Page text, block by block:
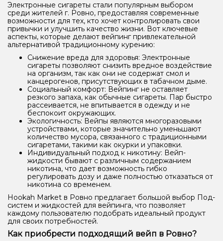
Электронные сигареты стали популярным выбором
среди жителей г. Ровно, предоставляя современные
возможности для тех, кто хочет контролировать свои
привычки и улучшить качество жизни. Вот ключевые
аспекты, которые делают вейпинг привлекательной
альтернативой традиционному курению:
Снижение вреда для здоровья: Электронные
сигареты позволяют снизить вредное воздействие
на организм, так как они не содержат смол и
канцерогенов, присутствующих в табачном дыме.
Социальный комфорт: Вейпинг не оставляет
резкого запаха, как обычные сигареты. Пар быстро
рассеивается, не впитывается в одежду и не
беспокоит окружающих.
Экологичность: Вейпы являются многоразовыми
устройствами, которые значительно уменьшают
количество мусора, связанного с традиционными
сигаретами, такими как окурки и упаковки.
Индивидуальный подход к никотину: Вейп-
жидкости бывают с различным содержанием
никотина, что дает возможность гибко
регулировать дозу и даже полностью отказаться от
никотина со временем.
Hookah Market в Ровно предлагает большой выбор Под-
систем и жидкостей для вейпинга, что позволяет
каждому пользователю подобрать идеальный продукт
для своих потребностей.
Как приобрести подходящий вейп в Ровно?